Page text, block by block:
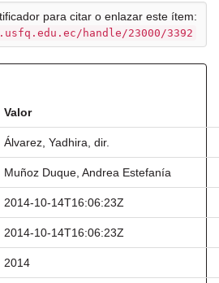
para citar o enlazar este ítem:
handle/23000/3392
Valor
Álvarez, Yadhira, dir.
Muñoz Duque, Andrea Estefanía
2014-10-14T16:06:23Z
2014-10-14T16:06:23Z
2014